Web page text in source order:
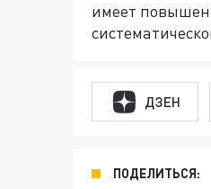
имеет
ДЗЕН
ПОДЕЛИТЬСЯ: